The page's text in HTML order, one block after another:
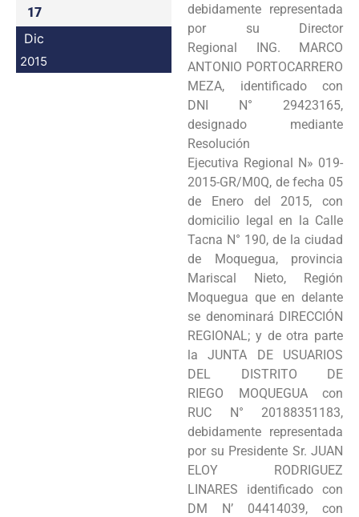
17
Dic
2015
debidamente representada
por su Director
Regional ING. MARCO
ANTONIO PORTOCARRERO
MEZA, identificado con
DNI N° 29423165,
designado mediante
Resolución
Ejecutiva Regional N» 019-
2015-GR/M0Q, de fecha 05
de Enero del 2015, con
domicilio legal en la Calle
Tacna N° 190, de la ciudad
de Moquegua, provincia
Mariscal Nieto, Región
Moquegua que en delante
se denominará DIRECCIÓN
REGIONAL; y de otra parte
la JUNTA DE USUARIOS
DEL DISTRITO DE
RIEGO MOQUEGUA con
RUC N° 20188351183,
debidamente representada
por su Presidente Sr. JUAN
ELOY RODRIGUEZ
LINARES identificado con
DM N’ 04414039, con